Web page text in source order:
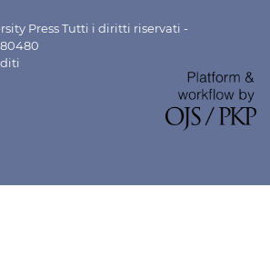
Press Tutti i diritti riservati -